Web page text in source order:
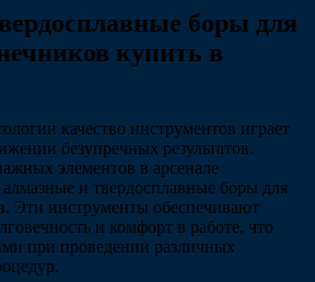
боры для
купить в
качество инструментов играет
безупречных результатов.
элементов в арсенале
алмазные и твердосплавные боры для
Эти инструменты обеспечивают
и комфорт в работе, что
при проведении различных